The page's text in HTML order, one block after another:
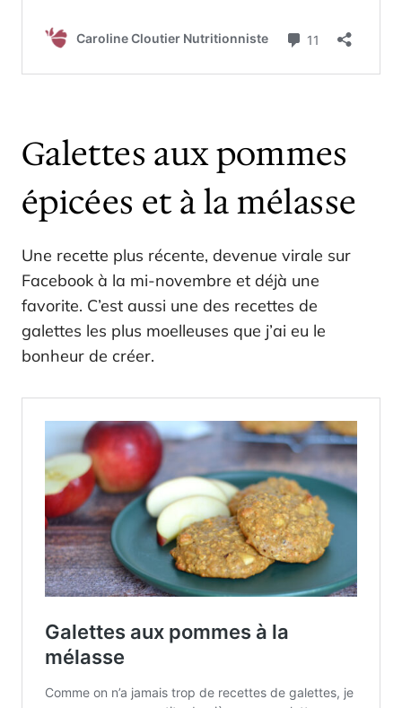
Galettes aux pommes
épicées et à la mélasse
Une recette plus récente, devenue virale sur
Facebook à la mi-novembre et déjà une
favorite. C’est aussi une des recettes de
galettes les plus moelleuses que j’ai eu le
bonheur de créer.